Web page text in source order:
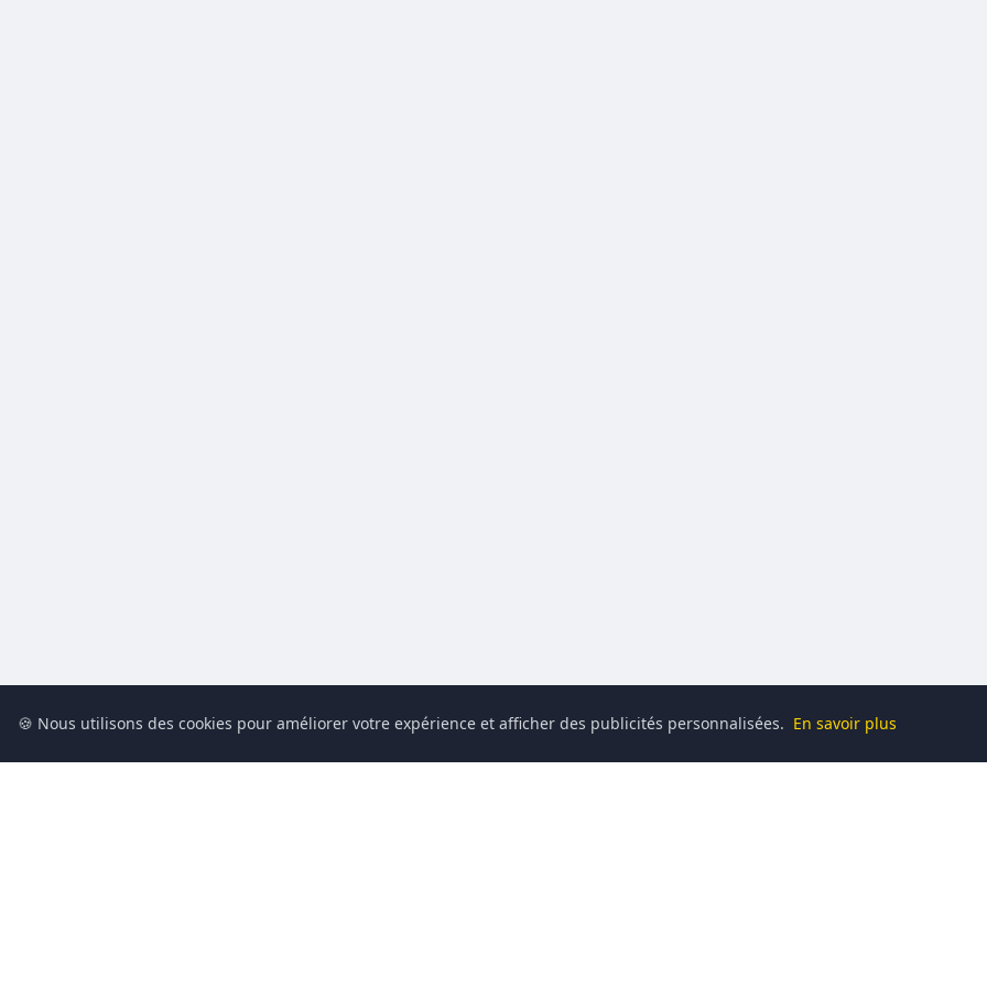
🍪 Nous utilisons des cookies pour améliorer votre expérience et afficher des publicités personnalisées. En savoir plus